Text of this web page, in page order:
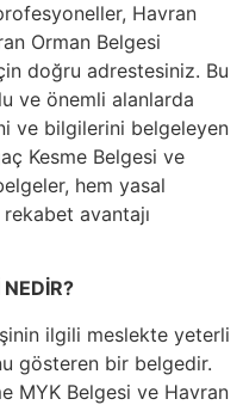
Havran
Orman Belgesi
doğru adrestesiniz. Bu
ve önemli alanlarda
ve bilgilerini belgeleyen
Kesme Belgesi ve
hem yasal
avantajı
ilgili meslekte yeterli
gösteren bir belgedir.
MYK Belgesi ve Havran